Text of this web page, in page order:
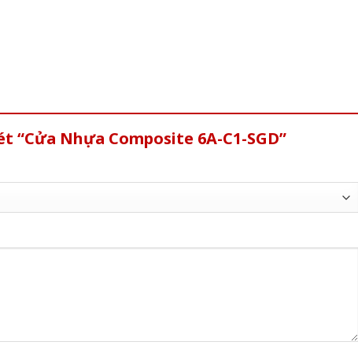
Nhựa Composite 6A-C1-SGD”